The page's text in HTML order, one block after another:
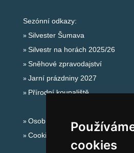
cookies
Sezónní odkazy:
Silvester Šumava
Silvestr na horách 2025/26
Sněhové zpravodajství
Jarní prázdniny 2027
Přírodní koupaliště
Osobní údaje
Cookies